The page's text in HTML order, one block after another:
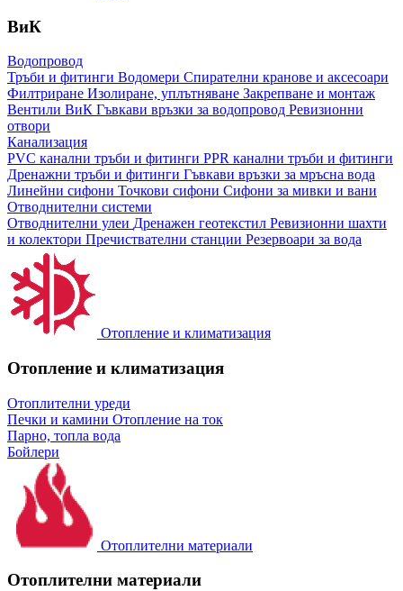
ВиК
Водопровод
Тръби и фитинги Водомери Спирателни кранове и аксесоари
Филтриране Изолиране, уплътняване Закрепване и монтаж
Вентили ВиК Гъвкави връзки за водопровод Ревизионни
отвори
Канализация
PVC канални тръби и фитинги PPR канални тръби и фитинги
Дренажни тръби и фитинги Гъвкави връзки за мръсна вода
Линейни сифони Точкови сифони Сифони за мивки и вани
Отводнителни системи
Отводнителни улеи Дренажен геотекстил Ревизионни шахти
и колектори Пречиствателни станции Резервоари за вода
Отопление и климатизация
Отопление и климатизация
Отоплителни уреди
Печки и камини Отопление на ток
Парно, топла вода
Бойлери
Отоплителни материали
Отоплителни материали